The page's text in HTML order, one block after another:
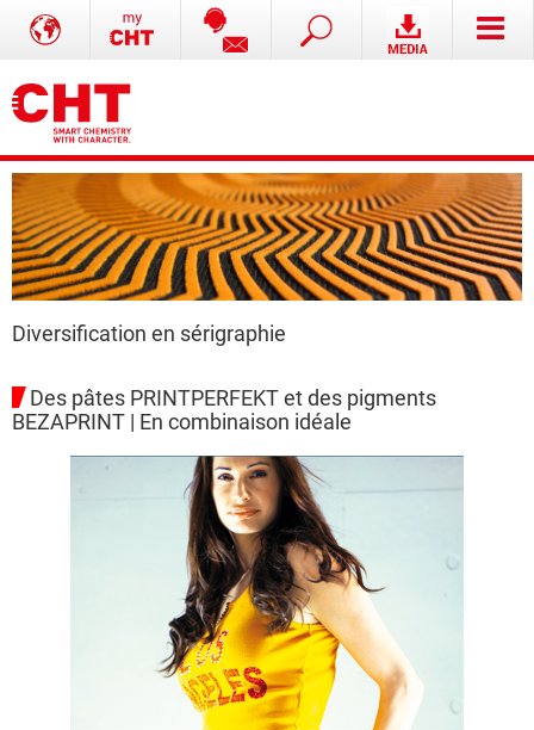
Diversification en sérigraphie
Des pâtes PRINTPERFEKT et des pigments
BEZAPRINT | En combinaison idéale